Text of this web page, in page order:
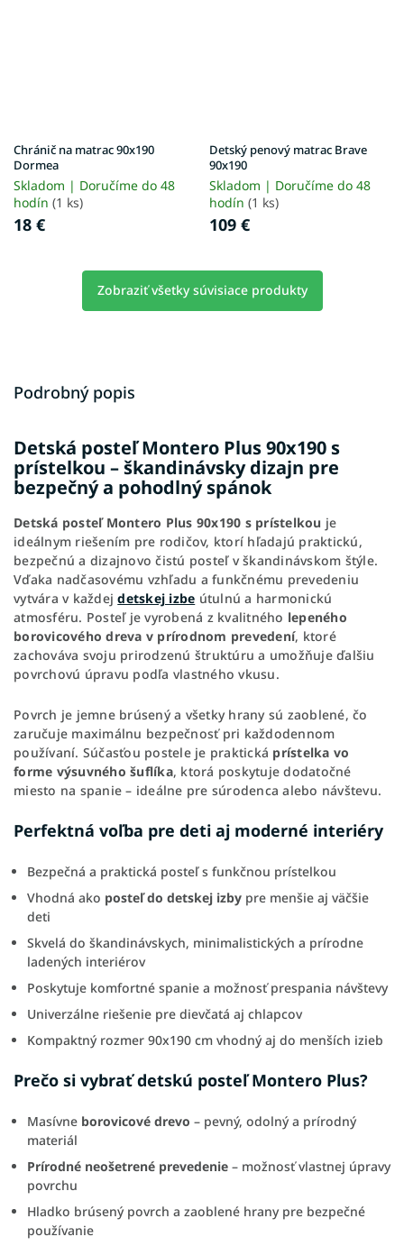
Chránič na matrac 90x190
Dormea
Skladom | Doručíme do 48
hodín (1 ks)
18 €
Detský penový matrac Brave
90x190
Skladom | Doručíme do 48
hodín (1 ks)
109 €
Zobraziť všetky súvisiace produkty
Podrobný popis
Detská posteľ Montero Plus 90x190 s
prístelkou – škandinávsky dizajn pre
bezpečný a pohodlný spánok
Detská posteľ Montero Plus 90x190 s prístelkou je
ideálnym riešením pre rodičov, ktorí hľadajú praktickú,
bezpečnú a dizajnovo čistú posteľ v škandinávskom štýle.
Vďaka nadčasovému vzhľadu a funkčnému prevedeniu
vytvára v každejdetskej izbe útulnú a harmonickú
atmosféru. Posteľ je vyrobená z kvalitného lepeného
borovicového dreva v prírodnom prevedení, ktoré
zachováva svoju prirodzenú štruktúru a umožňuje ďalšiu
povrchovú úpravu podľa vlastného vkusu.
Povrch je jemne brúsený a všetky hrany sú zaoblené, čo
zaručuje maximálnu bezpečnosť pri každodennom
používaní. Súčasťou postele je praktická prístelka vo
forme výsuvného šuflíka, ktorá poskytuje dodatočné
miesto na spanie – ideálne pre súrodenca alebo návštevu.
Perfektná voľba pre deti aj moderné interiéry
Bezpečná a praktická posteľ s funkčnou prístelkou
Vhodná ako posteľ do detskej izby pre menšie aj väčšie
deti
Skvelá do škandinávskych, minimalistických a prírodne
ladených interiérov
Poskytuje komfortné spanie a možnosť prespania návštevy
Univerzálne riešenie pre dievčatá aj chlapcov
Kompaktný rozmer 90x190 cm vhodný aj do menších izieb
Prečo si vybrať detskú posteľ Montero Plus?
Masívne borovicové drevo – pevný, odolný a prírodný
materiál
Prírodné neošetrené prevedenie – možnosť vlastnej úpravy
povrchu
Hladko brúsený povrch a zaoblené hrany pre bezpečné
používanie